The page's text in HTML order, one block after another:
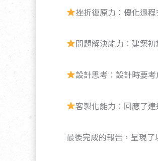
挫折復原力：優化過
問題解決能力：建築
設計思考：設計時要
客製化能力：回應了
最後完成的報告，呈現